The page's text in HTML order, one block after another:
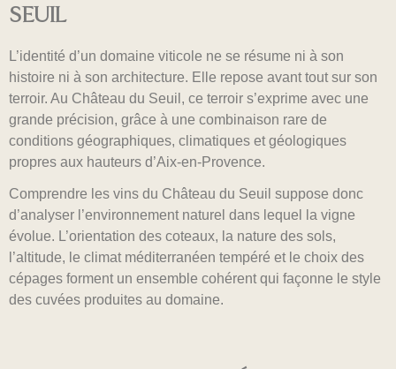
SEUIL
L’identité d’un domaine viticole ne se résume ni à son
histoire ni à son architecture. Elle repose avant tout sur son
terroir. Au Château du Seuil, ce terroir s’exprime avec une
grande précision, grâce à une combinaison rare de
conditions géographiques, climatiques et géologiques
propres aux hauteurs d’Aix-en-Provence.
Comprendre les vins du Château du Seuil suppose donc
d’analyser l’environnement naturel dans lequel la vigne
évolue. L’orientation des coteaux, la nature des sols,
l’altitude, le climat méditerranéen tempéré et le choix des
cépages forment un ensemble cohérent qui façonne le style
des cuvées produites au domaine.